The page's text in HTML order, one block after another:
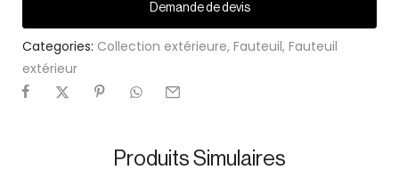
Demande de devis
Categories: Collection extérieure, Fauteuil, Fauteuil
extérieur
Produits Simulaires